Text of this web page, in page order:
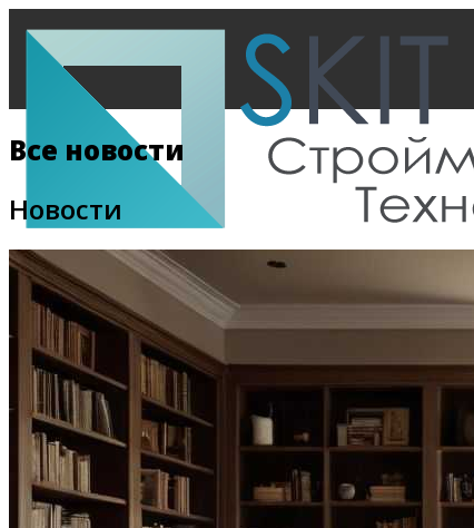
Главная
Все новости
Все новости
Новости